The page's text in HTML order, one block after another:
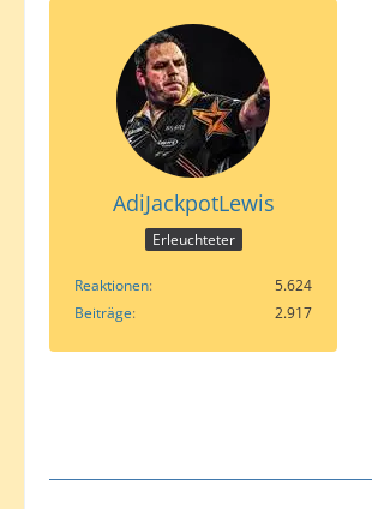
AdiJackpotLewis
Erleuchteter
Reaktionen
5.624
Beiträge
2.917